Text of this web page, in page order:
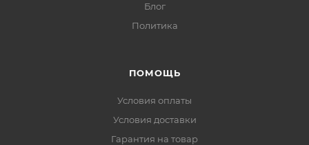
Блог
Политика
ПОМОЩЬ
Условия оплаты
Условия доставки
Гарантия на товар